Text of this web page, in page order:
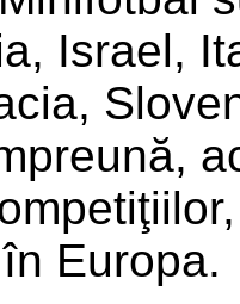
Israel,
Europa.